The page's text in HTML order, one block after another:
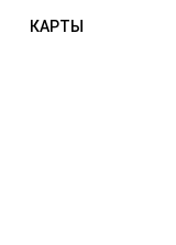
КАРТЫ